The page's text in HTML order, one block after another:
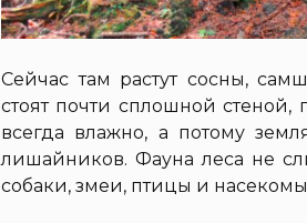
Сейчас там растут сосны,
стоят почти сплошной стеной,
всегда влажно, а потому
лишайников. Фауна леса не
собаки, змеи, птицы и